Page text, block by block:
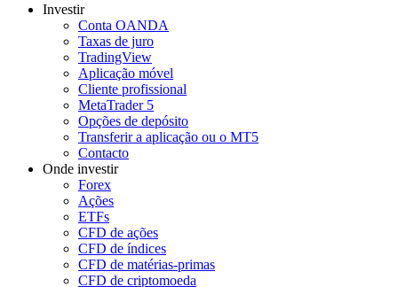
Investir
Conta OANDA
Taxas de juro
TradingView
Aplicação móvel
Cliente profissional
MetaTrader 5
Opções de depósito
Transferir a aplicação ou o MT5
Contacto
Onde investir
Forex
Ações
ETFs
CFD de ações
CFD de índices
CFD de matérias-primas
CFD de criptomoeda